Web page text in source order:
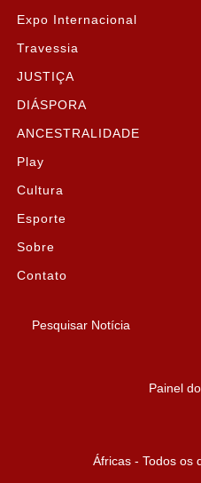
Expo Internacional
Travessia
JUSTIÇA
DIÁSPORA
ANCESTRALIDADE
Play
Cultura
Esporte
Sobre
Contato
Pesquisar Notícia
Painel
Áfricas - Todos os
Esse site utiliza cookies